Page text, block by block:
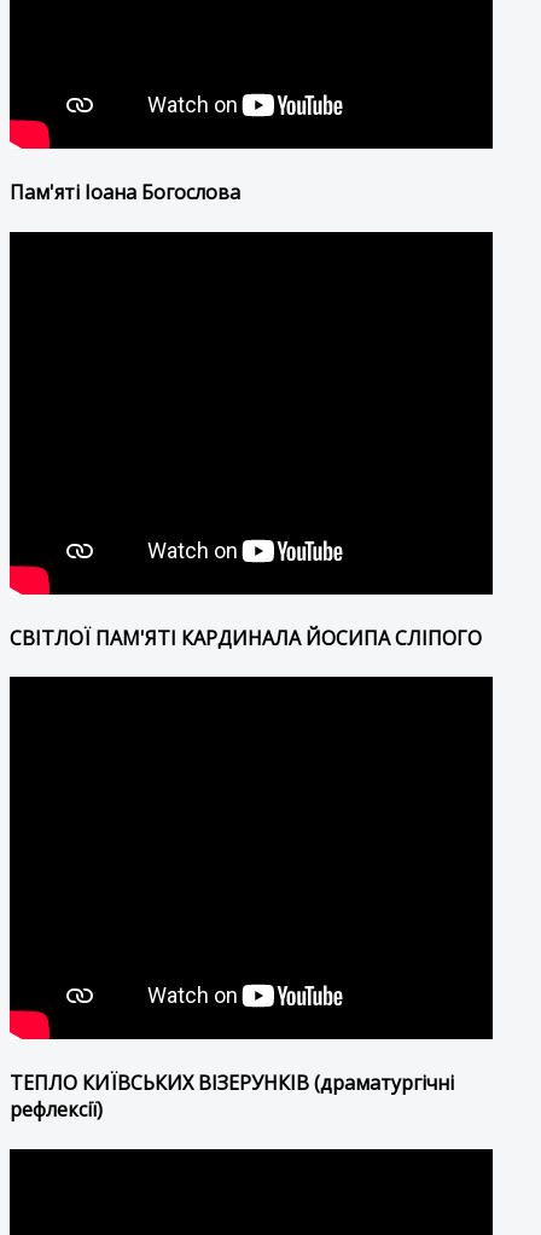
Пам'яті Іоана Богослова
СВІТЛОЇ ПАМ'ЯТІ КАРДИНАЛА ЙОСИПА СЛІПОГО
ТЕПЛО КИЇВСЬКИХ ВІЗЕРУНКІВ (драматургічні
рефлексії)